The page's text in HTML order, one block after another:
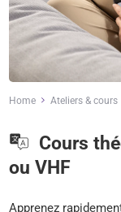
Home Ateliers & cours
Cours
ou VHF
Apprenez